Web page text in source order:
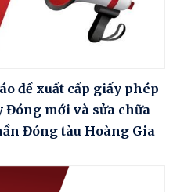
đề xuất cấp giấy phép
Đóng mới và sửa chữa
Đóng tàu Hoàng Gia